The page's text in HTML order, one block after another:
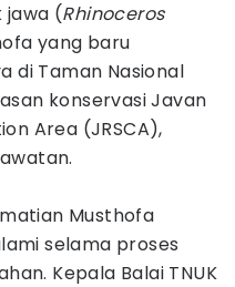
jawa (Rhinoceros
yang baru
di Taman Nasional
konservasi Javan
Area (JRSCA),
Musthofa
selama proses
Kepala Balai TNUK